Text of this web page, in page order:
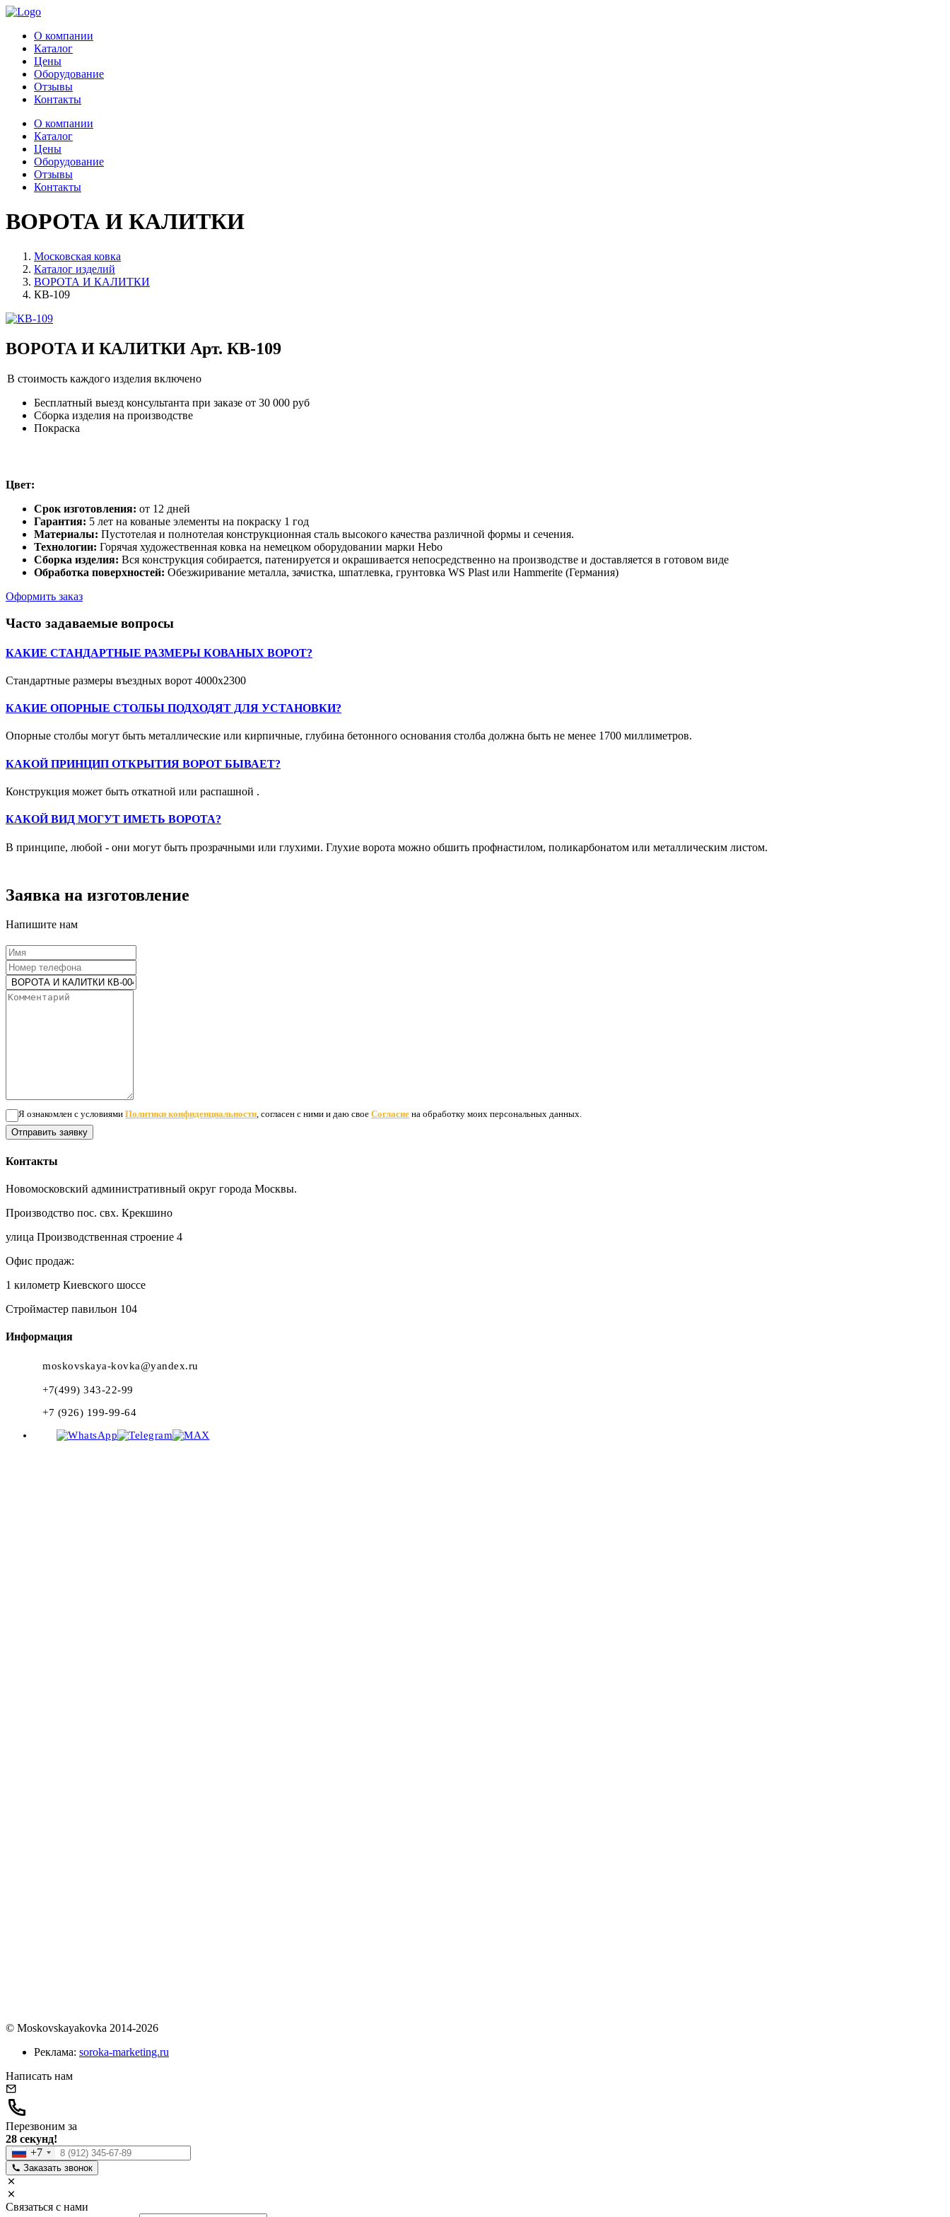
О компании
Каталог
Цены
Оборудование
Отзывы
Контакты
О компании
Каталог
Цены
Оборудование
Отзывы
Контакты
ВОРОТА И КАЛИТКИ
Московская ковка
Каталог изделий
ВОРОТА И КАЛИТКИ
КВ-109
ВОРОТА И КАЛИТКИ Арт. КВ-109
В стоимость каждого изделия включено
Бесплатный выезд консультанта при заказе от 30 000 руб
Сборка изделия на производстве
Покраска
Цвет:
Срок изготовления: от 12 дней
Гарантия: 5 лет на кованые элементы на покраску 1 год
Материалы: Пустотелая и полнотелая конструкционная сталь высокого качества различной формы и сечения.
Технологии: Горячая художественная ковка на немецком оборудовании марки Hebo
Сборка изделия: Вся конструкция собирается, патенируется и окрашивается непосредственно на производстве и доставляется в готовом виде
Обработка поверхностей: Обезжиривание металла, зачистка, шпатлевка, грунтовка WS Plast или Hammerite (Германия)
Оформить заказ
Часто задаваемые вопросы
КАКИЕ СТАНДАРТНЫЕ РАЗМЕРЫ КОВАНЫХ ВОРОТ?
Стандартные размеры въездных ворот 4000х2300
КАКИЕ ОПОРНЫЕ СТОЛБЫ ПОДХОДЯТ ДЛЯ УСТАНОВКИ?
Опорные столбы могут быть металлические или кирпичные, глубина бетонного основания столба должна быть не менее 1700 миллиметров.
КАКОЙ ПРИНЦИП ОТКРЫТИЯ ВОРОТ БЫВАЕТ?
Конструкция может быть откатной или распашной .
КАКОЙ ВИД МОГУТ ИМЕТЬ ВОРОТА?
В принципе, любой - они могут быть прозрачными или глухими. Глухие ворота можно обшить профнастилом, поликарбонатом или металлическим листом.
Заявка на изготовление
Напишите нам
Я ознакомлен с условиями Политики конфиденциальности, согласен с ними и даю свое Согласие на обработку моих персональных данных.
Отправить заявку
Контакты
Новомосковский административный округ города Москвы.
Производство пос. свх. Крекшино
улица Производственная строение 4
Офис продаж:
1 километр Киевского шоссе
Строймастер павильон 104
Информация
moskovskaya-kovka@yandex.ru
+7(499) 343-22-99
+7 (926) 199-99-64
© Moskovskayakovka 2014-2026
Реклама: soroka-marketing.ru
Написать нам
Перезвоним за
28 секунд!
+7
Заказать звонок
Связаться с нами